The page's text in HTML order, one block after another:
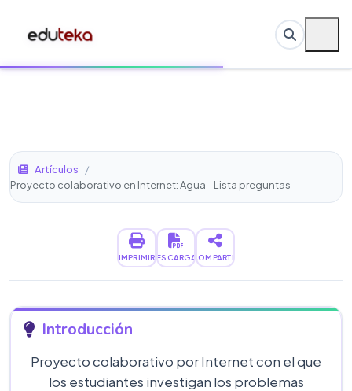
Artículos
/
Proyecto colaborativo en Internet: Agua - Lista preguntas
IMPRIMIRDESCARGARCOMPARTIR
Introducción
Proyecto colaborativo por Internet con el que
los estudiantes investigan los problemas